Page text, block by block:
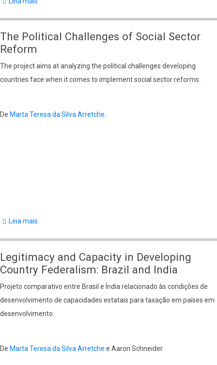
Marta
da
Silva
The Political Challenges of Social Sector
Reform
The project aims at analyzing the political challenges developing
countries face when it comes to implement social sector reforms.
De Marta Teresa da Silva Arretche.
Leia mais
Challenges
of
Social
Sector
Reform
Legitimacy and Capacity in Developing
Country Federalism: Brazil and India
Projeto comparativo entre Brasil e Índia relacionado às condições de
desenvolvimento de capacidades estatais para taxação em países em
desenvolvimento.
De Marta Teresa da Silva Arretche e Aaron Schneider.